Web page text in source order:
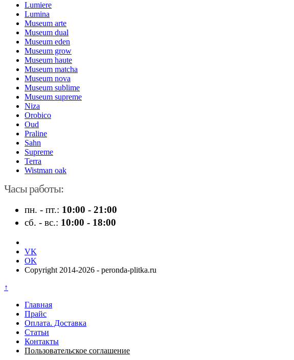
Lumiere
Lumina
Museum arte
Museum dual
Museum eden
Museum grow
Museum haute
Museum matcha
Museum nova
Museum sublime
Museum supreme
Niza
Orobico
Oud
Praline
Sahn
Supreme
Terra
Wistman oak
Часы работы:
пн. - пт.: 10:00 - 21:00
сб. - вс.: 10:00 - 18:00
VK
OK
Copyright 2014-2026 - peronda-plitka.ru
↑
Главная
Прайс
Оплата. Доставка
Статьи
Контакты
Пользовательское соглашение